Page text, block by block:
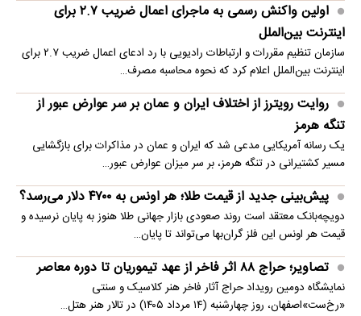
اولین واکنش رسمی به ماجرای اعمال ضریب ۲.۷ برای
اینترنت بین‌الملل
سازمان تنظیم مقررات و ارتباطات رادیویی با رد ادعای اعمال ضریب ۲.۷ برای
اینترنت بین‌الملل اعلام کرد که نحوه محاسبه مصرف…
روایت رویترز از اختلاف ایران و عمان بر سر عوارض عبور از
تنگه هرمز
یک رسانه آمریکایی مدعی شد که ایران و عمان در مذاکرات برای بازگشایی
مسیر کشتیرانی در تنگه هرمز، بر سر میزان عوارض عبور…
پیش‌بینی جدید از قیمت طلا؛ هر اونس به ۴۷۰۰ دلار می‌رسد؟
دویچه‌بانک معتقد است روند صعودی بازار جهانی طلا هنوز به پایان نرسیده و
قیمت هر اونس این فلز گران‌بها می‌تواند تا پایان…
تصاویر؛ حراج ۸۸ اثر فاخر از عهد تیموریان تا دوره معاصر
نمایشگاه دومین رویداد حراج آثار فاخر هنر کلاسیک و سنتی
«رخ‌ست»اصفهان، روز چهارشنبه (۱۴ مرداد ۱۴۰۵) در تالار هنر هتل…